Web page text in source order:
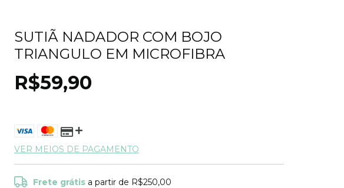
SUTIÃ NADADOR COM BOJO
TRIANGULO EM MICROFIBRA
R$59,90
VER MEIOS DE PAGAMENTO
Frete grátis a partir de R$250,00